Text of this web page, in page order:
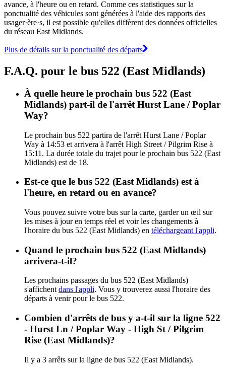
avance, à l'heure ou en retard. Comme ces statistiques sur la
ponctualité des véhicules sont générées à l'aide des rapports des
usager·ère·s, il est possible qu'elles diffèrent des données officielles
du réseau East Midlands.
Plus de détails sur la ponctualité des départs
F.A.Q. pour le bus 522 (East Midlands)
À quelle heure le prochain bus 522 (East
Midlands) part-il de l'arrêt Hurst Lane / Poplar
Way?
Le prochain bus 522 partira de l'arrêt Hurst Lane / Poplar
Way à 14:53 et arrivera à l'arrêt High Street / Pilgrim Rise à
15:11. La durée totale du trajet pour le prochain bus 522 (East
Midlands) est de 18.
Est-ce que le bus 522 (East Midlands) est à
l'heure, en retard ou en avance?
Vous pouvez suivre votre bus sur la carte, garder un œil sur
les mises à jour en temps réel et voir les changements à
l'horaire du bus 522 (East Midlands) en téléchargeant l'appli.
Quand le prochain bus 522 (East Midlands)
arrivera-t-il?
Les prochains passages du bus 522 (East Midlands)
s'affichent dans l'appli. Vous y trouverez aussi l'horaire des
départs à venir pour le bus 522.
Combien d'arrêts de bus y a-t-il sur la ligne 522
- Hurst Ln / Poplar Way - High St / Pilgrim
Rise (East Midlands)?
Il y a 3 arrêts sur la ligne de bus 522 (East Midlands).